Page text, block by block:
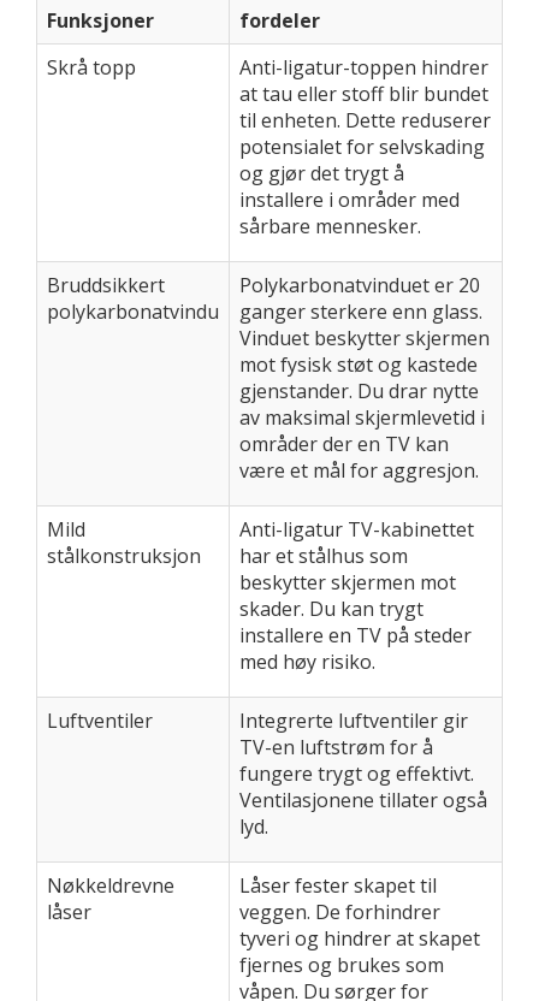
Funksjoner
fordeler
Skrå topp
Anti-ligatur-toppen hindrer
at tau eller stoff blir bundet
til enheten. Dette reduserer
potensialet for selvskading
og gjør det trygt å
installere i områder med
sårbare mennesker.
Bruddsikkert
polykarbonatvindu
Polykarbonatvinduet er 20
ganger sterkere enn glass.
Vinduet beskytter skjermen
mot fysisk støt og kastede
gjenstander. Du drar nytte
av maksimal skjermlevetid i
områder der en TV kan
være et mål for aggresjon.
Mild
stålkonstruksjon
Anti-ligatur TV-kabinettet
har et stålhus som
beskytter skjermen mot
skader. Du kan trygt
installere en TV på steder
med høy risiko.
Luftventiler
Integrerte luftventiler gir
TV-en luftstrøm for å
fungere trygt og effektivt.
Ventilasjonene tillater også
lyd.
Nøkkeldrevne
låser
Låser fester skapet til
veggen. De forhindrer
tyveri og hindrer at skapet
fjernes og brukes som
våpen. Du sørger for